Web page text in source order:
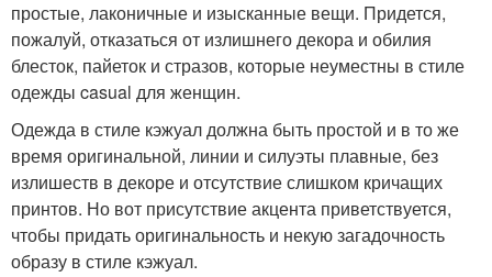
простые, лаконичные и изысканные вещи. Придется,
пожалуй, отказаться от излишнего декора и обилия
блесток, пайеток и стразов, которые неуместны в стиле
одежды casual для женщин.
Одежда в стиле кэжуал должна быть простой и в то же
время оригинальной, линии и силуэты плавные, без
излишеств в декоре и отсутствие слишком кричащих
принтов. Но вот присутствие акцента приветствуется,
чтобы придать оригинальность и некую загадочность
образу в стиле кэжуал.